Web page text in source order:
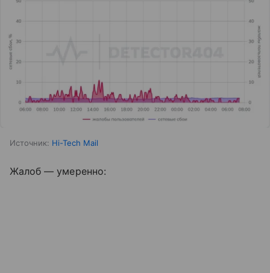
Источник: Hi-Tech Mail
Жалоб — умеренно: